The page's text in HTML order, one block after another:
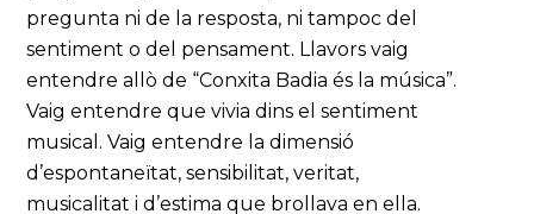
pregunta ni de la resposta, ni tampoc del
sentiment o del pensament. Llavors vaig
entendre allò de “Conxita Badia és la música”.
Vaig entendre que vivia dins el sentiment
musical. Vaig entendre la dimensió
d’espontaneïtat, sensibilitat, veritat,
musicalitat i d’estima que brollava en ella.